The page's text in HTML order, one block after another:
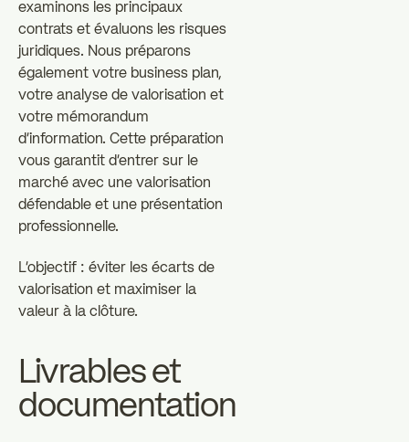
examinons les principaux
contrats et évaluons les risques
juridiques. Nous préparons
également votre business plan,
votre analyse de valorisation et
votre mémorandum
d'information. Cette préparation
vous garantit d'entrer sur le
marché avec une valorisation
défendable et une présentation
professionnelle.
L'objectif : éviter les écarts de
valorisation et maximiser la
valeur à la clôture.
Livrables et
documentation